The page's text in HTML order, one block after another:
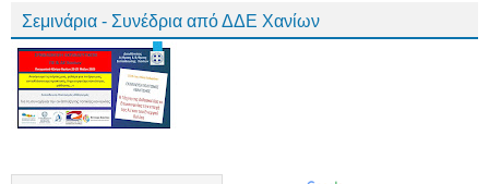
Σεμινάρια - Συνέδρια από ΔΔΕ Χανίων